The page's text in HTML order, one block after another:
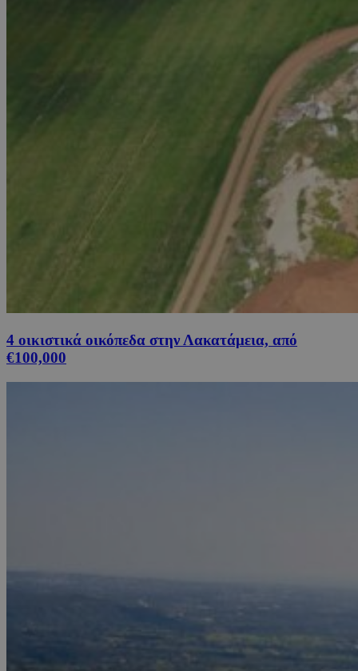
4 οικιστικά οικόπεδα στην Λακατάμεια, από
€100,000